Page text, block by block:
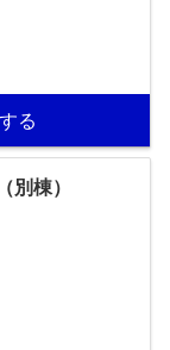
る
別棟）